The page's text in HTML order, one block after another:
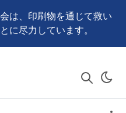
は、印刷物を通じて救い
に尽力しています。